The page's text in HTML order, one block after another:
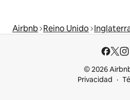
Airbnb Reino Unido
© 2026
Privacidad